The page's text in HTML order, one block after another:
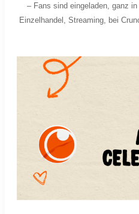
– Fans sind eingeladen, ganz
Einzelhandel, Streaming, bei